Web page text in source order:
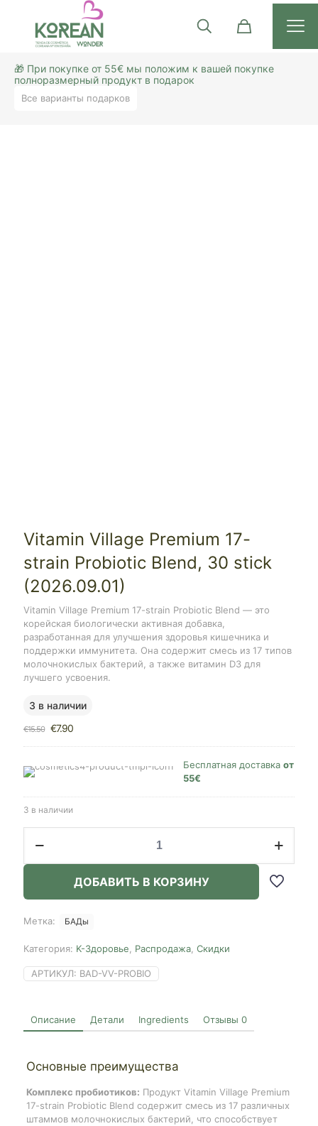
🎁 При покупке от 55€ мы положим к вашей покупке
полноразмерный продукт в подарок
Все варианты подарков
Описание Детали Ingredients Отзывы 0
Основные преимущества
Комплекс пробиотиков: Продукт Vitamin Village Premium
17-strain Probiotic Blend содержит смесь из 17 различных
штаммов молочнокислых бактерий, что способствует
Vitamin Village Premium 17-
strain Probiotic Blend, 30 stick
(2026.09.01)
Vitamin Village Premium 17-strain Probiotic Blend — это
корейская биологически активная добавка,
разработанная для улучшения здоровья кишечника и
поддержки иммунитета. Она содержит смесь из 17 типов
молочнокислых бактерий, а также витамин D3 для
лучшего усвоения.
3 в наличии
€15.50 Первоначальная
составляла
€7.90Текущая
€7.90.
Бесплатная доставка от
55€
3 в наличии
товара
17-
Probiotic
30
stick
(2026.09.01)
ДОБАВИТЬ В КОРЗИНУ
Метка: БАДы
Категория: K-Здоровье Распродажа Скидки
АРТИКУЛ: BAD-VV-PROBIO